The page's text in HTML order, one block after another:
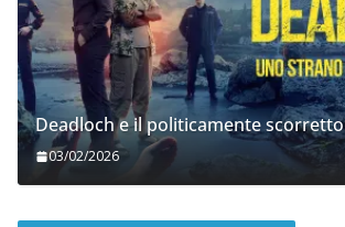
Deadloch e il politicamente scorretto
03/02/2026